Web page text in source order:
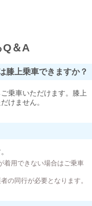
Q＆A
膝上乗車できますか？
乗車いただけます。膝上
けません。
着用できない場合はご乗車
の同行が必要となります。